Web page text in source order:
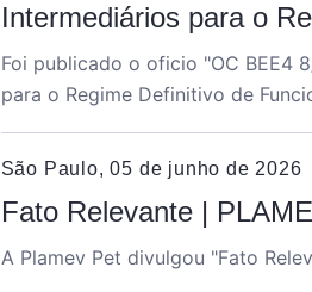
Intermediários para o
Foi publicado o oficio "OC BEE4
para o Regime Definitivo de
São Paulo, 05 de junho de 2026
Fato Relevante |
A Plamev Pet divulgou "Fato